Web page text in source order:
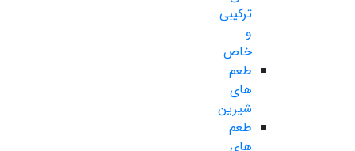
ترکیبی
و
خاص
طعم
های
شیرین
طعم
های